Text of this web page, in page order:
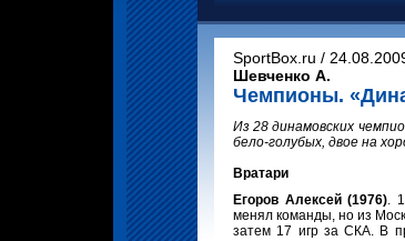
SportBox.ru /
Шевченко А.
Чемпионы.
Из 28 динамовских
бело-голубых, двое на
Вратари
Егоров Алексей (1976).
менял команды, но из
затем 17 игр за СКА. В